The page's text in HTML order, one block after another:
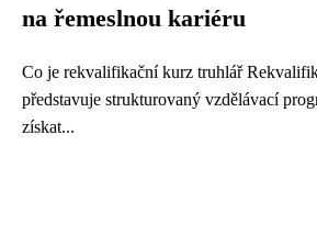
na řemeslnou kariéru
Co je rekvalifikační kurz truhlář
představuje strukturovaný vzdělávací
získat...